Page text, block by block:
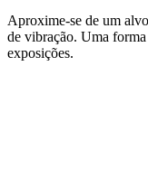
Aproxime-se de um
de vibração. Uma
exposições.